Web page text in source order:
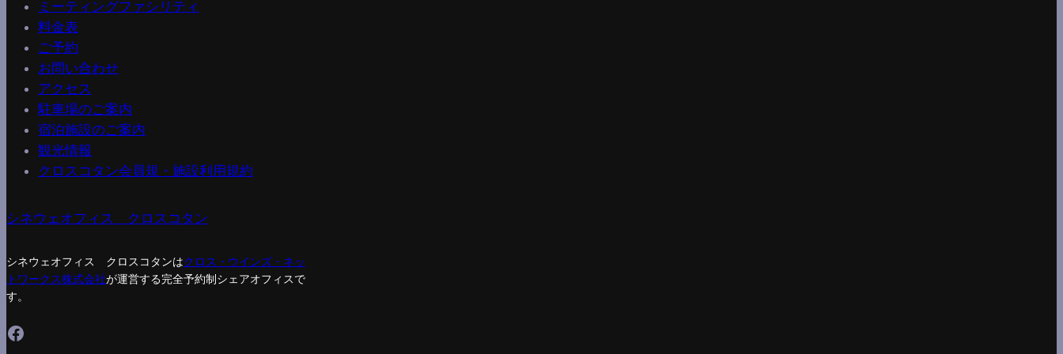
ミーティングファシリティ
料金表
ご予約
お問い合わせ
アクセス
駐車場のご案内
宿泊施設のご案内
観光情報
クロスコタン会員規・施設利用規約
シネウェオフィス クロスコタン
シネウェオフィス クロスコタンはクロス・ウインズ・ネッ
トワークス株式会社が運営する完全予約制シェアオフィスで
す。
Facebook